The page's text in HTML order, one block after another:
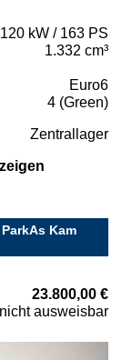
120 kW / 163 PS
1.332 cm³
Euro6
4 (Green)
Zentrallager
Kam
23.800,00 €
nicht ausweisbar